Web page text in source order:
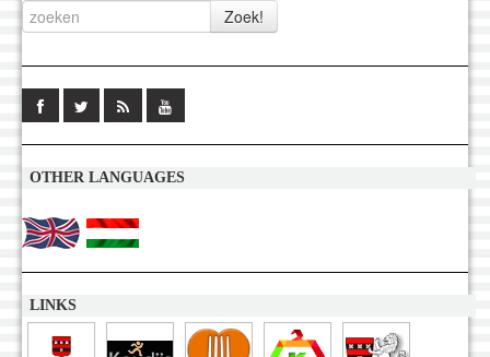
OTHER LANGUAGES
LINKS